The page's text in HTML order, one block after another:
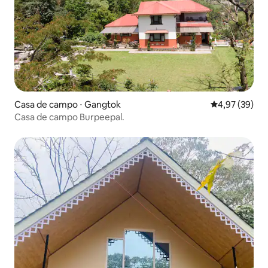
Casa de campo ⋅ Gangtok 4,97 de uma
4,97 (39)
Casa de campo Burpeepal.